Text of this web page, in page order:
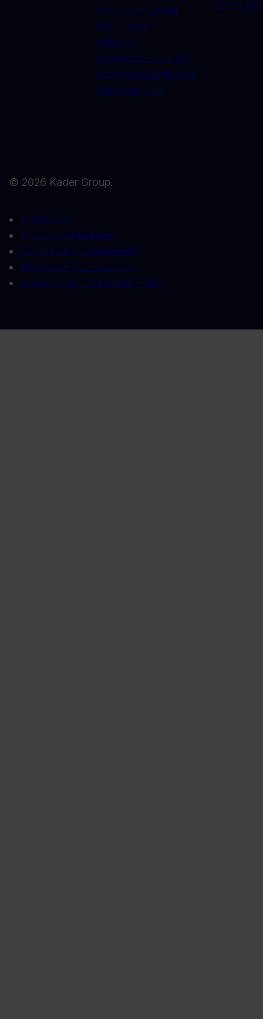
Arbeidsveiligheid
Technische
veiligheid
Organisatiekwaliteit
Informatiebeveiliging
Duurzaamheid
27001
© 2026 Kader Group.
Disclaimer
Privacyverklaringen
Cookies & Cookiebeleid
Algemene Voorwaarden
Vulnerability Disclosure Policy